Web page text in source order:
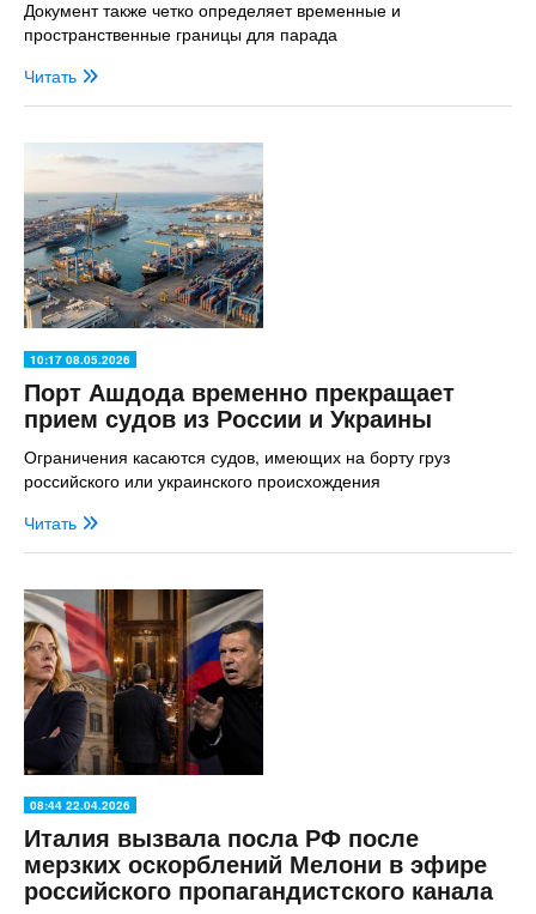
Документ также четко определяет временные и
пространственные границы для парада
Читать
10:17 08.05.2026
Порт Ашдода временно прекращает
прием судов из России и Украины
Ограничения касаются судов, имеющих на борту груз
российского или украинского происхождения
Читать
08:44 22.04.2026
Италия вызвала посла РФ после
мерзких оскорблений Мелони в эфире
российского пропагандистского канала